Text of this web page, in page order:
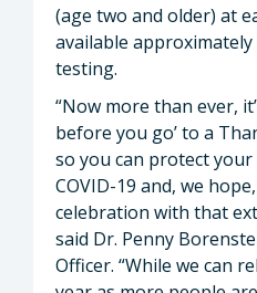
(age two and older) at
available
testing.
“Now more than ever,
before you go’ to a
so you can protect
COVID-19 and, we
celebration with that
said Dr. Penny
Officer. “While we can